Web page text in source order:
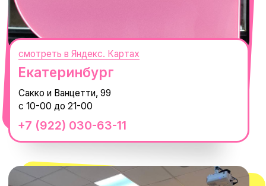
Сочи
Село Эстосадок, ТРЦ Горки Молл,
Горная Карусель, 3
+7 (919) 374-04-04
с 10-00 до 22-00